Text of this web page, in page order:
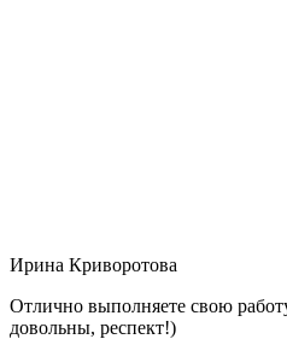
Ирина Криворотова
Отлично выполняете свою
довольны, респект!)